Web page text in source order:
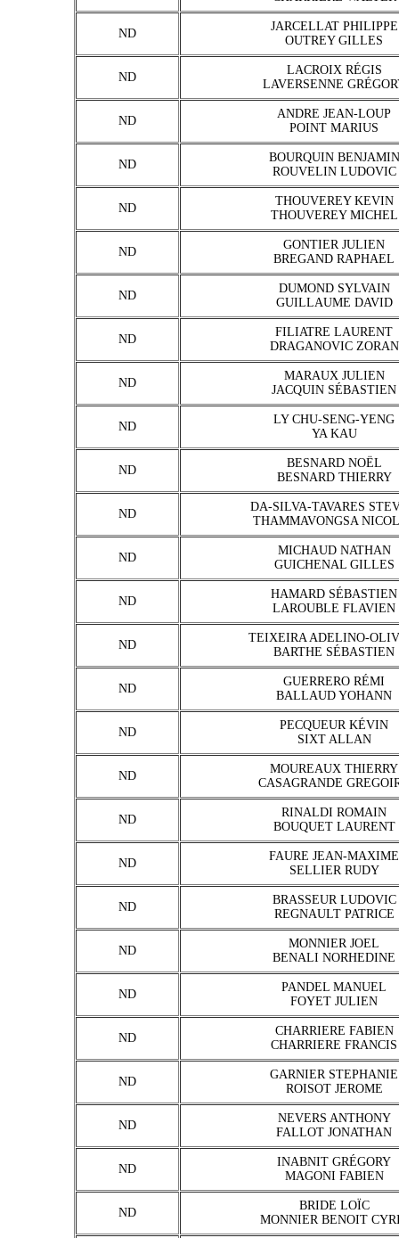
ND
JARCELLAT PHILIPPE
OUTREY GILLES
ND
LACROIX RÉGIS
LAVERSENNE
ND
ANDRE JEAN-LOUP
POINT MARIUS
ND
BOURQUIN BENJAMIN
ROUVELIN LUDOVIC
ND
THOUVEREY KEVIN
THOUVEREY MICHEL
ND
GONTIER JULIEN
BREGAND RAPHAEL
ND
DUMOND SYLVAIN
GUILLAUME DAVID
ND
FILIATRE LAURENT
DRAGANOVIC ZORAN
ND
MARAUX JULIEN
JACQUIN SÉBASTIEN
ND
LY CHU-SENG-YENG
YA KAU
ND
BESNARD NOËL
BESNARD THIERRY
ND
DA-SILVA-TAVARES
THAMMAVONGSA
ND
MICHAUD NATHAN
GUICHENAL GILLES
ND
HAMARD SÉBASTIEN
LAROUBLE FLAVIEN
ND
TEIXEIRA ADELINO-
BARTHE SÉBASTIEN
ND
GUERRERO RÉMI
BALLAUD YOHANN
ND
PECQUEUR KÉVIN
SIXT ALLAN
ND
MOUREAUX THIERRY
CASAGRANDE
ND
RINALDI ROMAIN
BOUQUET LAURENT
ND
FAURE JEAN-MAXIME
SELLIER RUDY
ND
BRASSEUR LUDOVIC
REGNAULT PATRICE
ND
MONNIER JOEL
BENALI NORHEDINE
ND
PANDEL MANUEL
FOYET JULIEN
ND
CHARRIERE FABIEN
CHARRIERE FRANCIS
ND
GARNIER STEPHANIE
ROISOT JEROME
ND
NEVERS ANTHONY
FALLOT JONATHAN
ND
INABNIT GRÉGORY
MAGONI FABIEN
ND
BRIDE LOÏC
MONNIER BENOIT